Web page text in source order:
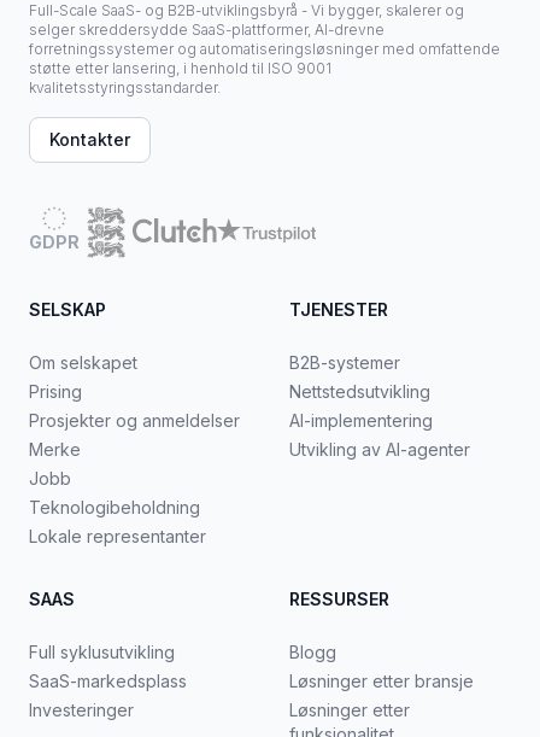
Full-Scale SaaS- og B2B-utviklingsbyrå - Vi bygger, skalerer og
selger skreddersydde SaaS-plattformer, AI-drevne
forretningssystemer og automatiseringsløsninger med omfattende
støtte etter lansering, i henhold til ISO 9001
kvalitetsstyringsstandarder.
Kontakter
GDPR
SELSKAP
Om selskapet
Prising
Prosjekter og anmeldelser
Merke
Jobb
Teknologibeholdning
Lokale representanter
TJENESTER
B2B-systemer
Nettstedsutvikling
AI-implementering
Utvikling av AI-agenter
SAAS
Full syklusutvikling
SaaS-markedsplass
Investeringer
RESSURSER
Blogg
Løsninger etter bransje
Løsninger etter